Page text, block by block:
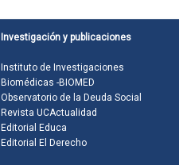
Investigación y publicaciones
Instituto de Investigaciones
Biomédicas -BIOMED
Observatorio de la Deuda Social
Revista UCActualidad
Editorial Educa
Editorial El Derecho